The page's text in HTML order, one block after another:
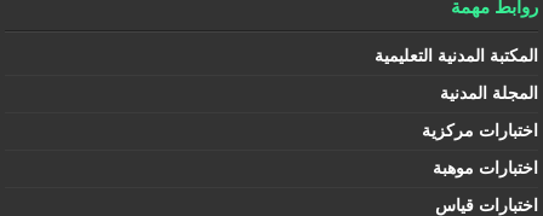
روابط مهمة
المكتبة المدنية التعليمية
المجلة المدنية
اختبارات مركزية
اختبارات موهبة
اختبارات قياس